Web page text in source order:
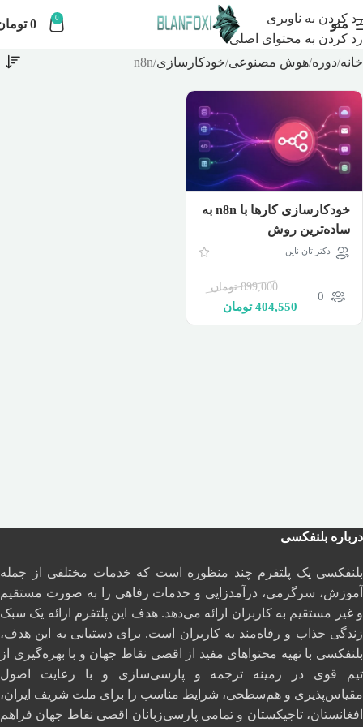
رد کردن به ناوبری
رد کردن به محتوای اصلی
منو 0
0
خانه دوره هوش مصنوعی خودکارسازی n8n
خودکارسازی کارها با n8n به
ساده‌ترین روش
دکتر تان ناین
0
899,000 تومان
404,550 تومان
درباره بلنفکسی
بلنفکسی یک پلتفرم چند منظوره است که خدمات مختلفی از جمله
آموزش، سرگرمی، درآمدزایی و خدمات رفاهی را به صورت مستقیم
و غیر مستقیم به کاربران ارائه می‌دهد. هدف این پلتفرم ارائه یک سبک
زندگی جذاب و رفاه‌مند به کاربران است. برای دستیابی به این هدف،
بلنفکسی با تهیه محتواهای مفید از اقصی نقاط جهان و با بهره‌گیری از
تیم قوی در زمینه ترجمه و پارسی‌سازی و با رعایت اصول
مقیاس‌پذیری و هم‌سطحی، شرایط مناسب را برای ملت شریف ایران،
افغانستان، تاجیکستان و تمامی پارسی‌زبانان اقصی نقاط جهان فراهم